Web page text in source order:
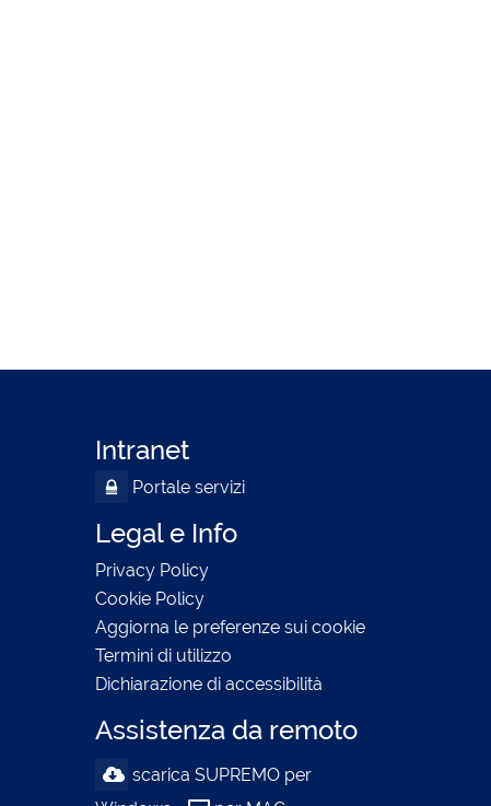
Intranet
Portale servizi
Legal e Info
Privacy Policy
Cookie Policy
Aggiorna le preferenze sui cookie
Termini di utilizzo
Dichiarazione di accessibilità
Assistenza da remoto
scarica SUPREMO per